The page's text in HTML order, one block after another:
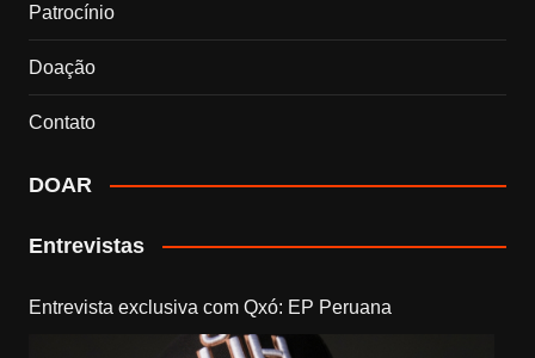
Patrocínio
Doação
Contato
DOAR
Entrevistas
Entrevista exclusiva com Qxó: EP Peruana